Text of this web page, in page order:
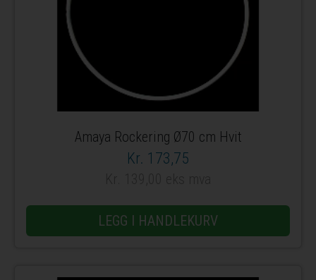
Amaya Rockering Ø70 cm Hvit
Kr. 173,75
LEGG I HANDLEKURV